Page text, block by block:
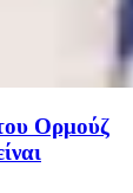
Ορμούζ